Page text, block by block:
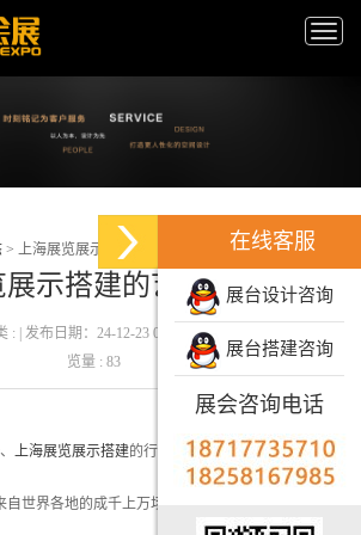
Toggle
> 上海展览展示搭建的艺术与创新
展示搭建的艺术与创新
: | 发布日期：24-12-23 09:47:48 发布者 : 瑞秀会展 | 浏
览量 : 83
上海展览展示搭建的行业背景
世界各地的成千上万场专业的上海展会展览。
在线客服
展台设计咨询
展台搭建咨询
展会咨询电话